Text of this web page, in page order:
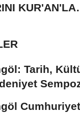
KUR'AN'LA
Tarih,
Cumhuriyet